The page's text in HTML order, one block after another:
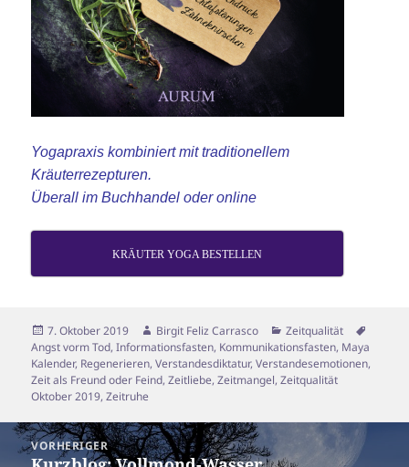
Yogapraxis kombiniert mit traditionellem
Kräuterrezepturen.
Überall im Buchhandel oder online
KRÄUTER YOGA BESTELLEN
Veröffentlicht
am
7. Oktober 2019 Autor
Birgit Feliz Carrasco Kategorien
Zeitqualität
Angst vorm Tod,Informationsfasten, Kommunikationsfasten, Maya
Kalender, Regenerieren,Verstandesdiktatur,Verstandesemotionen,
Zeit als Freund oder Feind,Zeitliebe,Zeitmangel,Zeitqualität
Oktober 2019,Zeitruhe
Beitragsnavigation
VORHERIGER